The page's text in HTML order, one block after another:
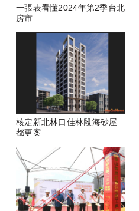
一張表看懂2024年第2季台北
房市
核定新北林口佳林段海砂屋
都更案